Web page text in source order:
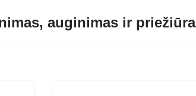
auginimas ir priežiūra